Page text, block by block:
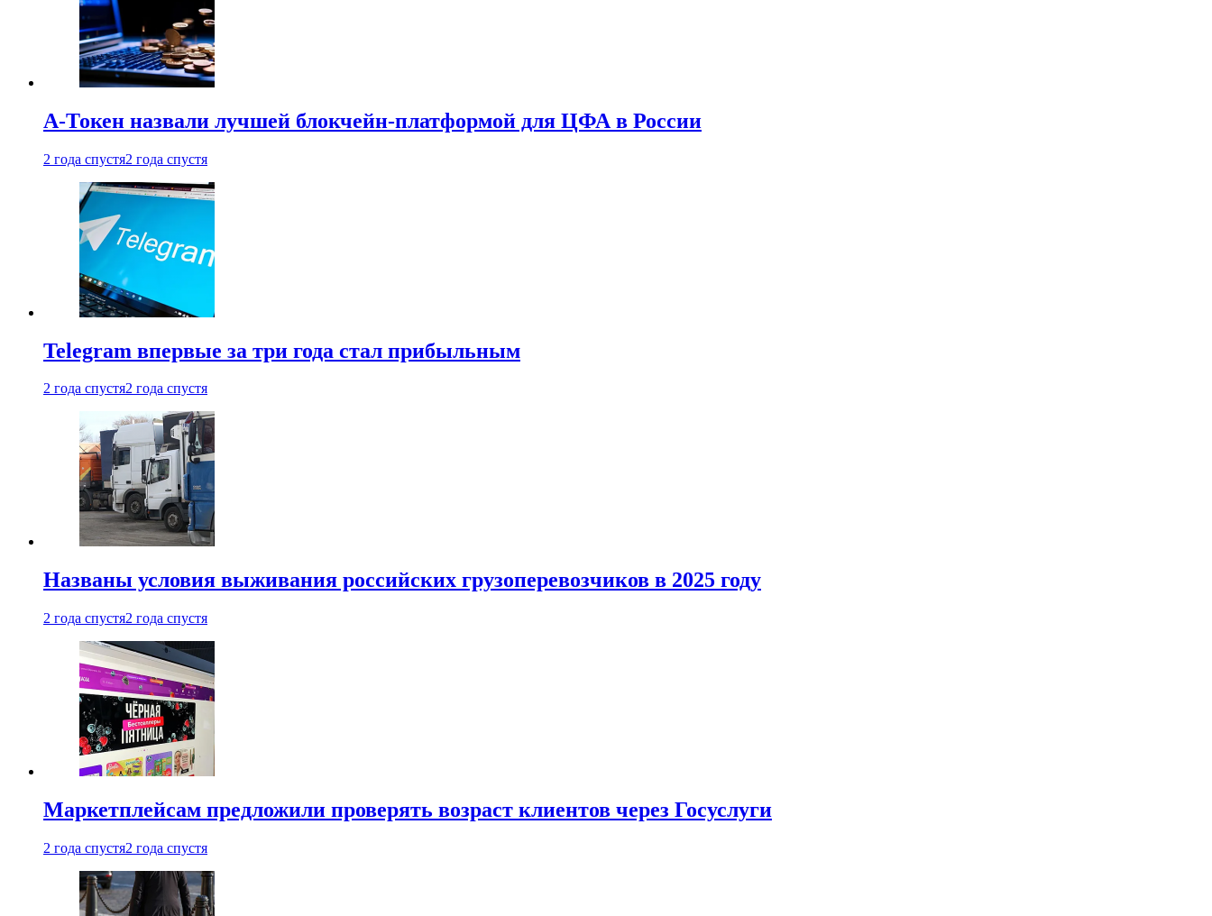
А-Токен назвали лучшей блокчейн-платформой для ЦФА в России
2 года спустя2 года спустя
Telegram впервые за три года стал прибыльным
2 года спустя2 года спустя
Названы условия выживания российских грузоперевозчиков в 2025 году
2 года спустя2 года спустя
Маркетплейсам предложили проверять возраст клиентов через Госуслуги
2 года спустя2 года спустя